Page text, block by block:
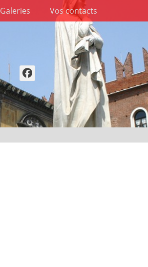
Galeries Vos contacts
Facebook